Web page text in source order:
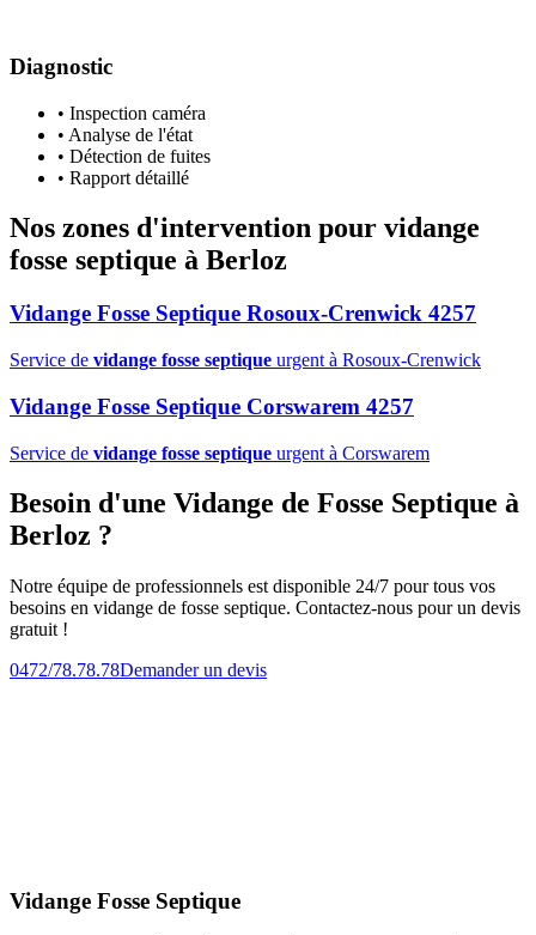
Diagnostic
• Inspection caméra
• Analyse de l'état
• Détection de fuites
• Rapport détaillé
Nos zones d'intervention pour vidange
fosse septique à Berloz
Vidange Fosse Septique Rosoux-Crenwick 4257
Service de vidange fosse septique urgent à Rosoux-Crenwick
Vidange Fosse Septique Corswarem 4257
Service de vidange fosse septique urgent à Corswarem
Besoin d'une Vidange de Fosse Septique à
Berloz ?
Notre équipe de professionnels est disponible 24/7 pour tous vos
besoins en vidange de fosse septique. Contactez-nous pour un devis
gratuit !
0472/78.78.78Demander un devis
Vidange Fosse Septique